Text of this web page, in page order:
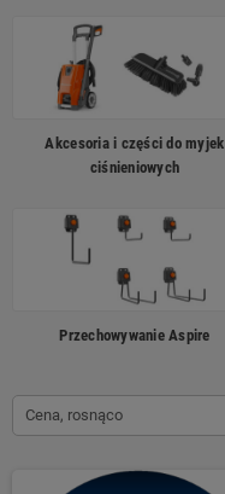
Akcesoria i części do myjek
ciśnieniowych
Przechowywanie Aspire
Cena, rosnąco